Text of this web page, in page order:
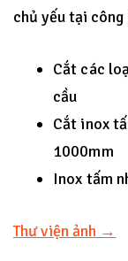
chủ yếu tại
Cắt các
cầu
Cắt inox
1000mm
Inox tấm
Thư viện ảnh →